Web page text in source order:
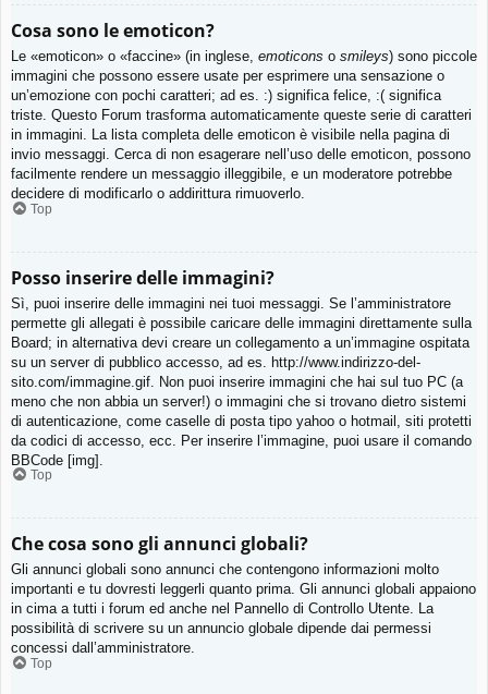
Cosa sono le emoticon?
Le «emoticon» o «faccine» (in inglese, emoticons o smileys) sono piccole
immagini che possono essere usate per esprimere una sensazione o
un’emozione con pochi caratteri; ad es. :) significa felice, :( significa
triste. Questo Forum trasforma automaticamente queste serie di caratteri
in immagini. La lista completa delle emoticon è visibile nella pagina di
invio messaggi. Cerca di non esagerare nell’uso delle emoticon, possono
facilmente rendere un messaggio illeggibile, e un moderatore potrebbe
decidere di modificarlo o addirittura rimuoverlo.
Top
Posso inserire delle immagini?
Sì, puoi inserire delle immagini nei tuoi messaggi. Se l’amministratore
permette gli allegati è possibile caricare delle immagini direttamente sulla
Board; in alternativa devi creare un collegamento a un’immagine ospitata
su un server di pubblico accesso, ad es. http://www.indirizzo-del-
sito.com/immagine.gif. Non puoi inserire immagini che hai sul tuo PC (a
meno che non abbia un server!) o immagini che si trovano dietro sistemi
di autenticazione, come caselle di posta tipo yahoo o hotmail, siti protetti
da codici di accesso, ecc. Per inserire l’immagine, puoi usare il comando
BBCode [img].
Top
Che cosa sono gli annunci globali?
Gli annunci globali sono annunci che contengono informazioni molto
importanti e tu dovresti leggerli quanto prima. Gli annunci globali appaiono
in cima a tutti i forum ed anche nel Pannello di Controllo Utente. La
possibilità di scrivere su un annuncio globale dipende dai permessi
concessi dall’amministratore.
Top